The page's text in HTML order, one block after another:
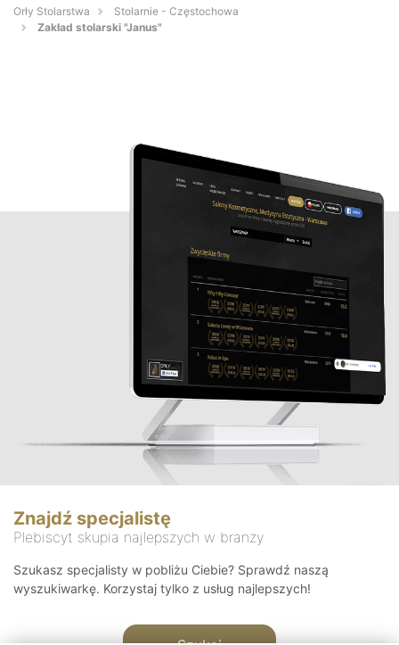
Orły Stolarstwa
Stolarnie - Częstochowa
Zakład stolarski "Janus"
Znajdź specjalistę
Plebiscyt skupia najlepszych w branży
Szukasz specjalisty w pobliżu Ciebie? Sprawdź naszą
wyszukiwarkę. Korzystaj tylko z usług najlepszych!